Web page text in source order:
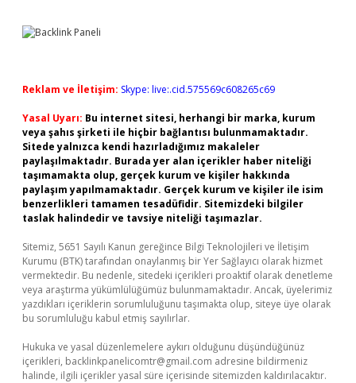
Reklam ve İletişim: Skype: live:.cid.575569c608265c69
Yasal Uyarı: Bu internet sitesi, herhangi bir marka, kurum
veya şahıs şirketi ile hiçbir bağlantısı bulunmamaktadır.
Sitede yalnızca kendi hazırladığımız makaleler
paylaşılmaktadır. Burada yer alan içerikler haber niteliği
taşımamakta olup, gerçek kurum ve kişiler hakkında
paylaşım yapılmamaktadır. Gerçek kurum ve kişiler ile isim
benzerlikleri tamamen tesadüfidir. Sitemizdeki bilgiler
taslak halindedir ve tavsiye niteliği taşımazlar.
Sitemiz, 5651 Sayılı Kanun gereğince Bilgi Teknolojileri ve İletişim
Kurumu (BTK) tarafından onaylanmış bir Yer Sağlayıcı olarak hizmet
vermektedir. Bu nedenle, sitedeki içerikleri proaktif olarak denetleme
veya araştırma yükümlülüğümüz bulunmamaktadır. Ancak, üyelerimiz
yazdıkları içeriklerin sorumluluğunu taşımakta olup, siteye üye olarak
bu sorumluluğu kabul etmiş sayılırlar.
Hukuka ve yasal düzenlemelere aykırı olduğunu düşündüğünüz
içerikleri, backlinkpanelicomtr@gmail.com adresine bildirmeniz
halinde, ilgili içerikler yasal süre içerisinde sitemizden kaldırılacaktır.